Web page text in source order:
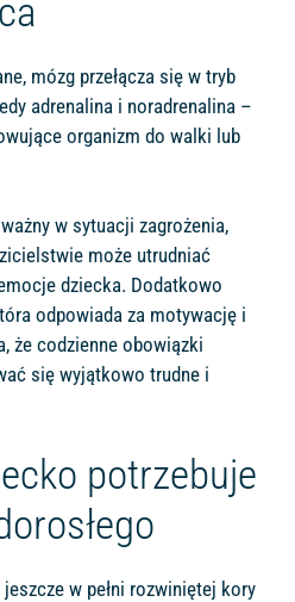
mózg przełącza się w tryb
adrenalina i noradrenalina –
organizm do walki lub
w sytuacji zagrożenia,
może utrudniać
dziecka. Dodatkowo
odpowiada za motywację i
że codzienne obowiązki
się wyjątkowo trudne i
potrzebuje
w pełni rozwiniętej kory